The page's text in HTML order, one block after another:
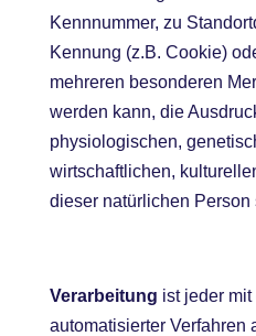
Kennnummer, zu
Kennung (z.B. Cookie)
mehreren besonderen
werden kann, die
physiologischen,
wirtschaftlichen,
dieser natürlichen Person
Verarbeitung ist jeder
automatisierter Verfahren